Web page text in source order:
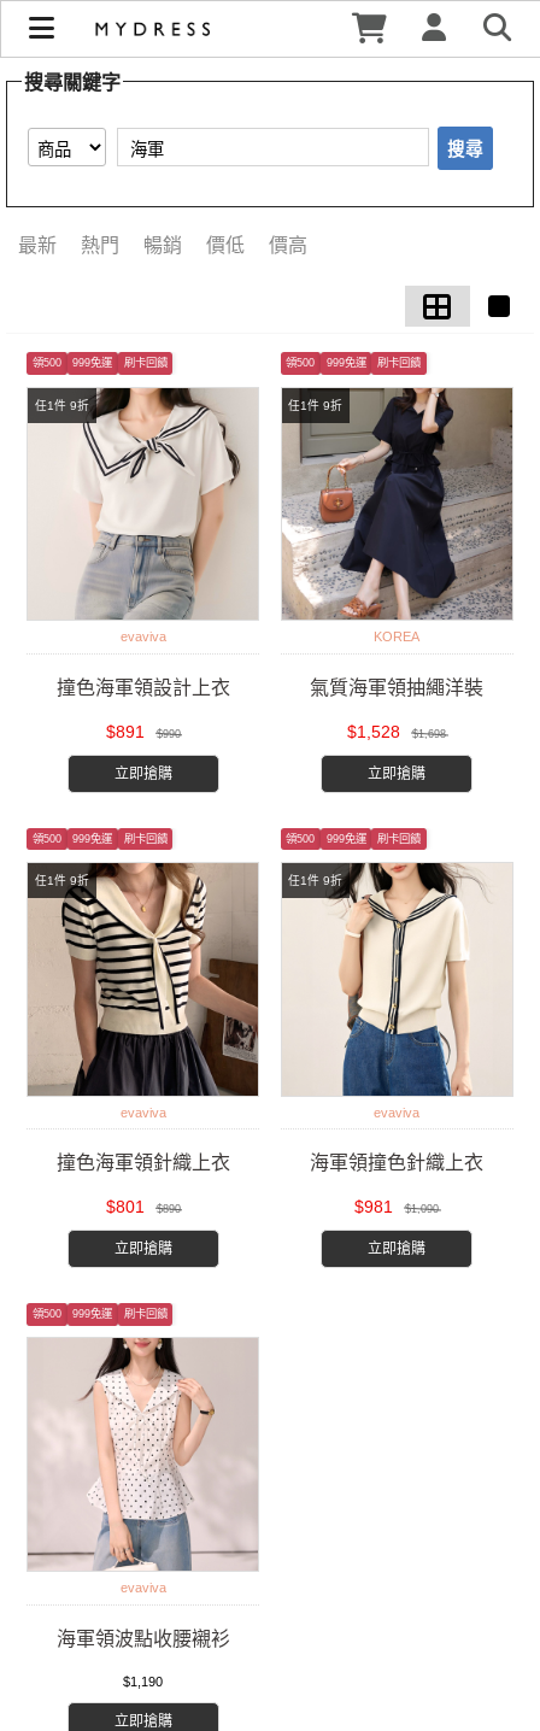
【海軍】搜尋結果 | MYDRESS 時裳韓風
搜尋關鍵字
搜尋
最新 熱門 暢銷 價低 價高
任1件 9折
領500 999免運 刷卡回饋
evaviva
撞色海軍領設計上衣
$891 $990
立即搶購
任1件 9折
領500 999免運 刷卡回饋
KOREA
氣質海軍領抽繩洋裝
$1,528 $1,698
立即搶購
任1件 9折
領500 999免運 刷卡回饋
evaviva
撞色海軍領針織上衣
$801 $890
立即搶購
任1件 9折
領500 999免運 刷卡回饋
evaviva
海軍領撞色針織上衣
$981 $1,090
立即搶購
領500 999免運 刷卡回饋
evaviva
海軍領波點收腰襯衫
$1,190
立即搶購